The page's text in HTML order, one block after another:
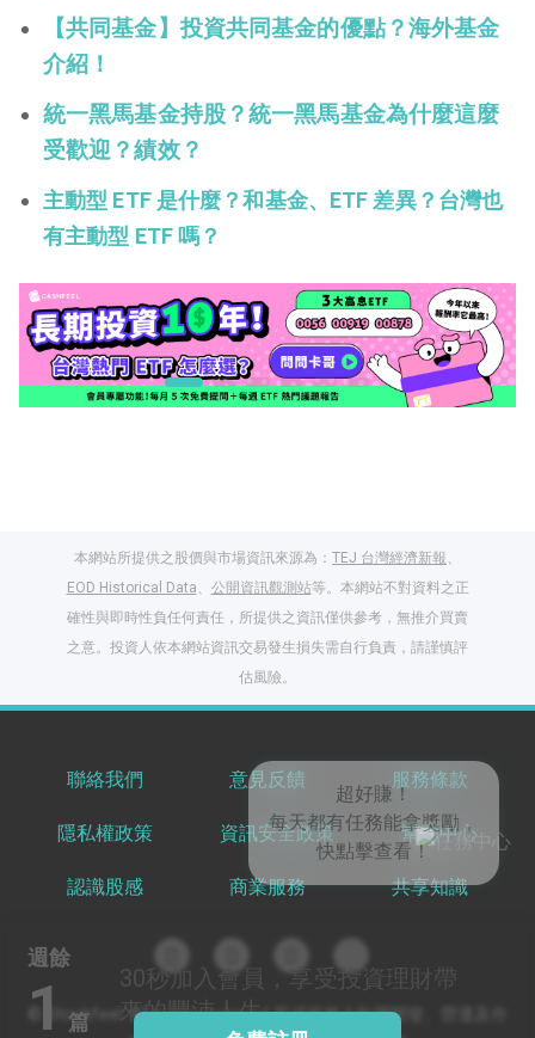
【共同基金】投資共同基金的優點？海外基金
介紹！
統一黑馬基金持股？統一黑馬基金為什麼這麼
受歡迎？績效？
主動型 ETF 是什麼？和基金、ETF 差異？台灣也
有主動型 ETF 嗎？
週餘
1 篇
30秒加入會員，享受投資理財帶
來的豐沛人生
本網站所提供之股價與市場資訊來源為： TEJ 台灣經濟新報、
EOD Historical Data、 公開資訊觀測站等。本網站不對資料之正
確性與即時性負任何責任，所提供之資訊僅供參考，無推介買賣
之意。投資人依本網站資訊交易發生損失需自行負責，請謹慎評
估風險。
聯絡我們 意見反饋 服務條款
隱私權政策 資訊安全政策 幫助中心
認識股感 商業服務 共享知識
© Stockfeel. All rights reserved 股感服務之軟體開發、營運及作
出國就缺這咖？股